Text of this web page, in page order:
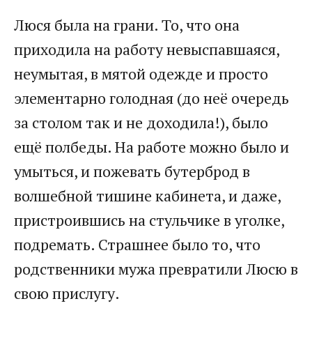
​Люся была на грани. То, что она
приходила на работу невыспавшаяся,
неумытая, в мятой одежде и просто
элементарно голодная (до неё очередь
за столом так и не доходила!), было
ещё полбеды. На работе можно было и
умыться, и пожевать бутерброд в
волшебной тишине кабинета, и даже,
пристроившись на стульчике в уголке,
подремать. Страшнее было то, что
родственники мужа превратили Люсю в
свою прислугу. ​